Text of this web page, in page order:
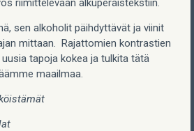
riimittelevään alkuperäistekstiin.
sen alkoholit päihdyttävät ja viinit
mittaan. Rajattomien kontrastien
tapoja kokea ja tulkita tätä
maailmaa.